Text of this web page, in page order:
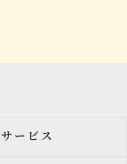
サービス